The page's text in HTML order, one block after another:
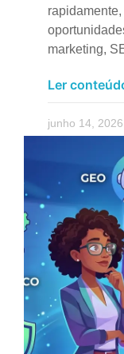
marketing,
Ler
junho 14, 2026